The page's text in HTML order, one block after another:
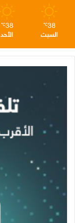
38
℃
السبت
38
℃
الأحد